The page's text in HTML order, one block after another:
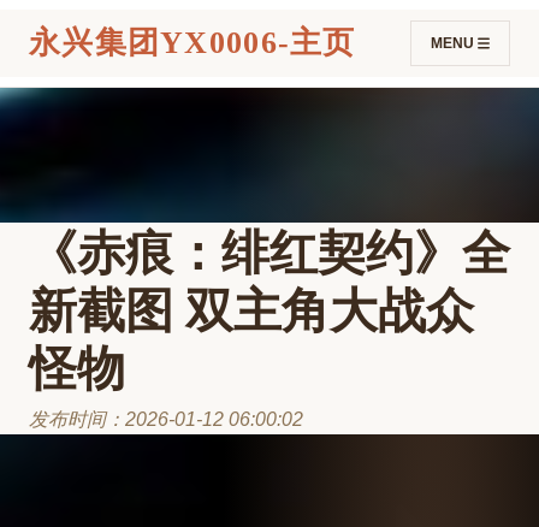
永兴集团YX0006-主页 MENU
《赤痕：绯红契约》全
新截图 双主角大战众
怪物
发布时间：2026-01-12 06:00:02